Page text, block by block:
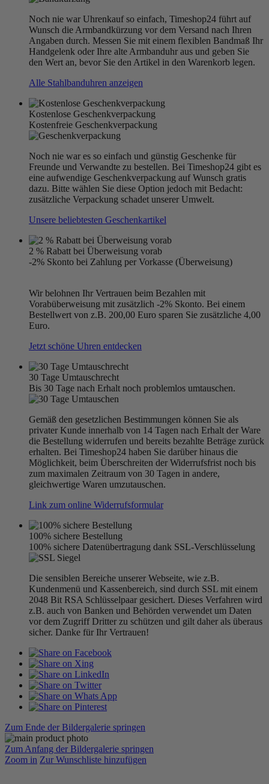
Noch nie war Uhrenkauf so einfach, Timeshop24 führt auf
Wunsch die Armbandkürzung vor dem Versand nach Ihren
Angaben durch. Messen Sie mit einem flexiblen Bandmaß Ihr
Handgelenk oder Ihre alte Armbanduhr aus und geben Sie
den Wert an, bevor Sie den Artikel in den Warenkorb legen.
Alle Stahlbanduhren anzeigen
Kostenlose Geschenkverpackung
Kostenfreie Geschenkverpackung
Noch nie war es so einfach und günstig Geschenke für
Freunde und Verwandte zu bestellen. Bei Timeshop24 gibt es
eine aufwendige Geschenkverpackung auf Wunsch gratis
dazu. Bitte wählen Sie diese Option jedoch mit Bedacht:
zusätzliche Verpackung schadet unserer Umwelt.
Unsere beliebtesten Geschenkartikel
2 % Rabatt bei Überweisung vorab
-2% Skonto bei Zahlung per Vorkasse (Überweisung)
Wir belohnen Ihr Vertrauen beim Bezahlen mit
Vorabüberweisung mit zusätzlich -2% Skonto. Bei einem
Bestellwert von z.B. 200,00 Euro sparen Sie zusätzliche 4,00
Euro.
Jetzt schöne Uhren entdecken
30 Tage Umtauschrecht
Bis 30 Tage nach Erhalt noch problemlos umtauschen.
Gemäß den gesetzlichen Bestimmungen können Sie als
privater Kunde innerhalb von 14 Tagen nach Erhalt der Ware
die Bestellung widerrufen und bereits bezahlte Beträge zurück
erhalten. Bei Timeshop24 haben Sie darüber hinaus die
Möglichkeit, beim Überschreiten der Widerrufsfrist noch bis
zum maximalen Zeitraum von 30 Tagen in andere,
gleichwertige Waren umzutauschen.
Link zum online Widerrufsformular
100% sichere Bestellung
100% sichere Datenübertragung dank SSL-Verschlüsselung
Die sensiblen Bereiche unserer Webseite, wie z.B.
Kundenmenü und Kassenbereich, sind durch SSL mit einem
2048 Bit RSA Schlüsselpaar gesichert. Dieses Verfahren wird
z.B. auch von Banken und Behörden verwendet um Daten
vor dem Zugriff Dritter zu schützen und gilt daher als überaus
sicher. Danke für Ihr Vertrauen!
Zum Ende der Bildergalerie springen
Zum Anfang der Bildergalerie springen
Zoom in Zur Wunschliste hinzufügen